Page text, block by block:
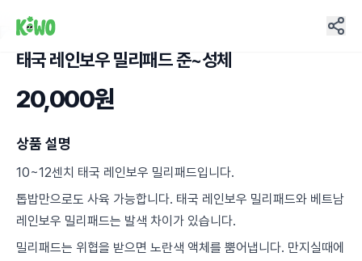
태국 레인보우 밀리패드 준~성체
20,000원
상품 설명
10~12센치 태국 레인보우 밀리패드입니다.
톱밥만으로도 사육 가능합니다. 태국 레인보우 밀리패드와 베트남
레인보우 밀리패드는 발색 차이가 있습니다.
밀리패드는 위협을 받으면 노란색 액체를 뿜어냅니다. 만지실때에